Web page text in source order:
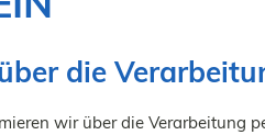
die
wir über die Verarbeitung